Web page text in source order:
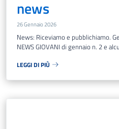
news
26 Gennaio 2026
News: Riceviamo e pubblichiamo.
NEWS GIOVANI di gennaio n. 2 e
LEGGI DI PIÙ